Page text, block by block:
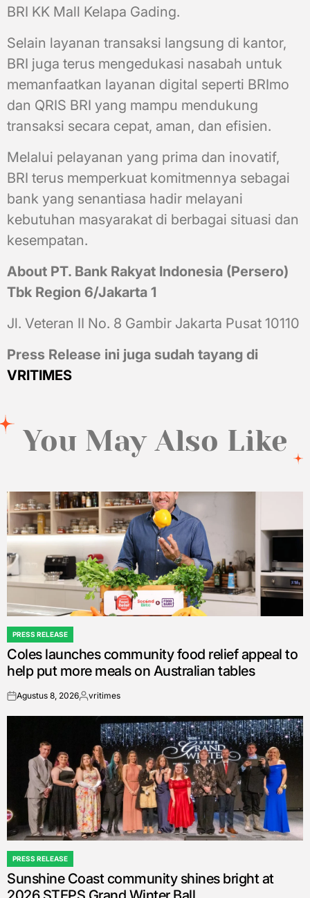
BRI KK Mall Kelapa Gading.
Selain layanan transaksi langsung di kantor,
BRI juga terus mengedukasi nasabah untuk
memanfaatkan layanan digital seperti BRImo
dan QRIS BRI yang mampu mendukung
transaksi secara cepat, aman, dan efisien.
Melalui pelayanan yang prima dan inovatif,
BRI terus memperkuat komitmennya sebagai
bank yang senantiasa hadir melayani
kebutuhan masyarakat di berbagai situasi dan
kesempatan.
About PT. Bank Rakyat Indonesia (Persero)
Tbk Region 6/Jakarta 1
Jl. Veteran II No. 8 Gambir Jakarta Pusat 10110
Press Release ini juga sudah tayang di
VRITIMES
You May Also Like
POSTED
IN
PRESS RELEASE
Coles launches community food relief appeal to
help put more meals on Australian tables
onAgustus 8, 2026Posted
vritimes
POSTED
IN
PRESS RELEASE
Sunshine Coast community shines bright at